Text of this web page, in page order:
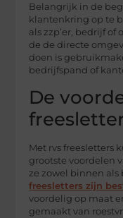
Belangrijk in de
klantenkring op te
als zzp’er, bedrijf
de de directe
doen is
bedrijfspand of
De
Met rvs freesletters
grootste voordelen
ze zowel binnen
freesletters zijn
voordelig op maat
gemaakt van